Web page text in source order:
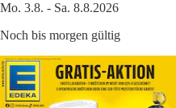
Mo. 3.8. - Sa. 8.8.2026
Noch bis morgen gültig